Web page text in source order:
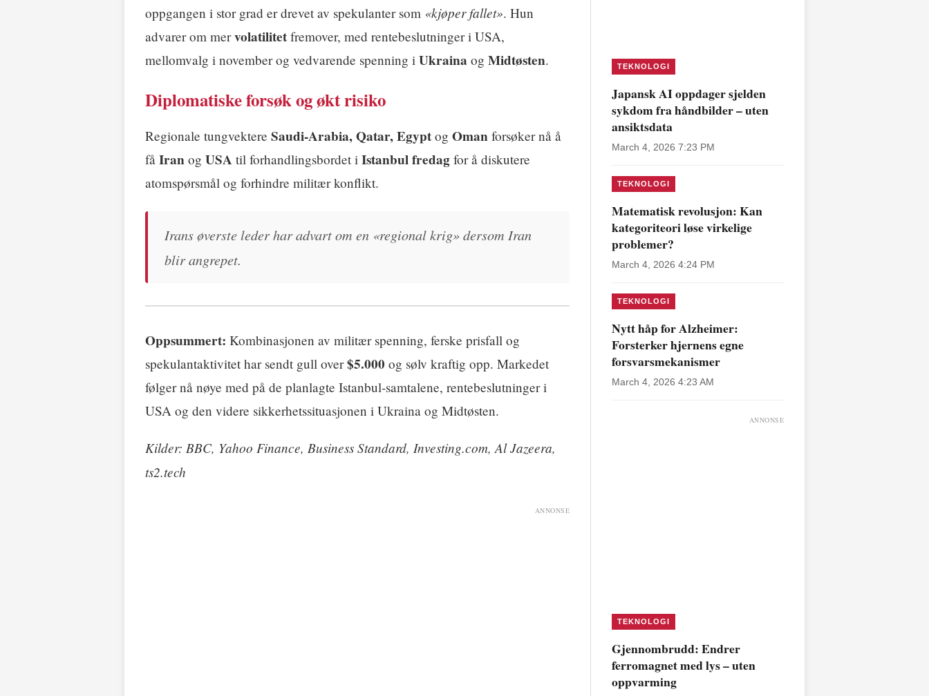
oppgangen i stor grad er drevet av spekulanter som «kjøper fallet». Hun
advarer om mervolatilitet fremover, med rentebeslutninger i USA,
mellomvalg i november og vedvarende spenning i Ukraina og Midtøsten.
Diplomatiske forsøk og økt risiko
Regionale tungvektere Saudi-Arabia, Qatar, Egypt og Oman forsøker nå å
få Iran og USA til forhandlingsbordet i Istanbulfredag for å diskutere
atomspørsmål og forhindre militær konflikt.
Irans øverste leder har advart om en «regional krig» dersom Iran
blir angrepet.
Oppsummert: Kombinasjonen av militær spenning, ferske prisfall og
spekulantaktivitet har sendt gull over$5.000 og sølv kraftig opp. Markedet
følger nå nøye med på de planlagte Istanbul-samtalene, rentebeslutninger i
USA og den videre sikkerhetssituasjonen i Ukraina og Midtøsten.
Kilder: BBC, Yahoo Finance, Business Standard, Investing.com, Al Jazeera,
ts2.tech
ANNONSE
TEKNOLOGI
Japansk AI oppdager sjelden
sykdom fra håndbilder – uten
ansiktsdata
March 4, 2026 7:23 PM
TEKNOLOGI
Matematisk revolusjon: Kan
kategoriteori løse virkelige
problemer?
March 4, 2026 4:24 PM
TEKNOLOGI
Nytt håp for Alzheimer:
Forsterker hjernens egne
forsvarsmekanismer
March 4, 2026 4:23 AM
ANNONSE
TEKNOLOGI
Gjennombrudd: Endrer
ferromagnet med lys – uten
oppvarming